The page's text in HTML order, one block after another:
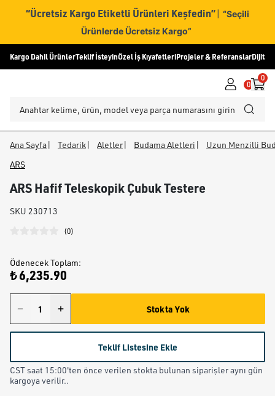
“Ücretsiz Kargo Etiketli Ürünleri Keşfedin” | “Seçili
Ürünlerde Ücretsiz Kargo”
Kargo Dahil ÜrünlerTeklif İsteyinÖzel İş KıyafetleriProjeler & ReferanslarDijital
0
0
Ana Sayfa| Tedarik| Aletler| Budama Aletleri |
Uzun Menzilli
ARS
ARS Hafif Teleskopik Çubuk Testere
SKU 230713
(0)
Ödenecek Toplam:
₺ 6,235.90
Stokta Yok
Teklif Listesine Ekle
CST saat 15:00'ten önce verilen stokta bulunan siparişler aynı gün
kargoya verilir..